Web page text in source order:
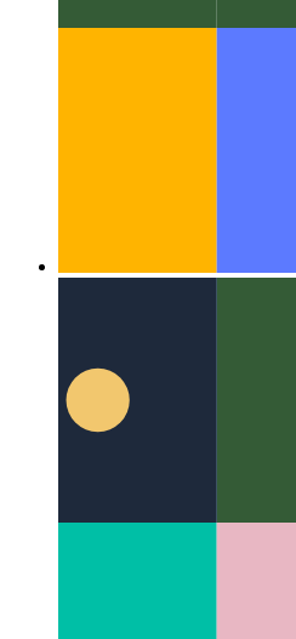
Algoritmoj kaj datumstrukturoj